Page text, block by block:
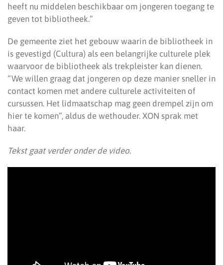
heeft nu middelen beschikbaar om jongeren toegang te
geven tot bibliotheek.”
De gemeente ziet het gebouw waarin de bibliotheek in
is gevestigd (Cultura) als een belangrijke culturele plek
waarvoor de bibliotheek als trekpleister kan dienen.
“We willen graag dat jongeren op deze manier sneller in
contact komen met andere culturele activiteiten of
cursussen. Het lidmaatschap mag geen drempel zijn om
hier te komen”, aldus de wethouder. XON sprak met
haar.
Tekst gaat verder onder de video.